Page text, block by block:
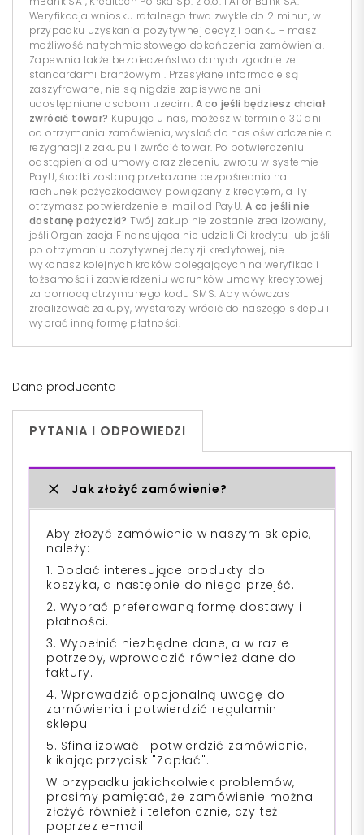
Weryfikacja wniosku ratalnego trwa zwykle do 2 minut, w
przypadku uzyskania pozytywnej decyzji banku - masz
możliwość natychmiastowego dokończenia zamówienia.
Zapewnia także bezpieczeństwo danych zgodnie ze
standardami branżowymi. Przesyłane informacje są
zaszyfrowane, nie są nigdzie zapisywane ani
udostępniane osobom trzecim. A co jeśli będziesz chciał
zwrócić towar? Kupując u nas, możesz w terminie 30 dni
od otrzymania zamówienia, wysłać do nas oświadczenie o
rezygnacji z zakupu i zwrócić towar. Po potwierdzeniu
odstąpienia od umowy oraz zleceniu zwrotu w systemie
PayU, środki zostaną przekazane bezpośrednio na
rachunek pożyczkodawcy powiązany z kredytem, a Ty
otrzymasz potwierdzenie e-mail od PayU. A co jeśli nie
dostanę pożyczki? Twój zakup nie zostanie zrealizowany,
jeśli Organizacja Finansująca nie udzieli Ci kredytu lub jeśli
po otrzymaniu pozytywnej decyzji kredytowej, nie
wykonasz kolejnych kroków polegających na weryfikacji
tożsamości i zatwierdzeniu warunków umowy kredytowej
za pomocą otrzymanego kodu SMS. Aby wówczas
zrealizować zakupy, wystarczy wrócić do naszego sklepu i
wybrać inną formę płatności.
Dane producenta
PYTANIA I ODPOWIEDZI
Jak złożyć zamówienie?
Aby złożyć zamówienie w naszym sklepie,
należy:
1. Dodać interesujące produkty do
koszyka, a następnie do niego przejść.
2. Wybrać preferowaną formę dostawy i
płatności.
3. Wypełnić niezbędne dane, a w razie
potrzeby, wprowadzić również dane do
faktury.
4. Wprowadzić opcjonalną uwagę do
zamówienia i potwierdzić regulamin
sklepu.
5. Sfinalizować i potwierdzić zamówienie,
klikając przycisk "Zapłać".
W przypadku jakichkolwiek problemów,
prosimy pamiętać, że zamówienie można
złożyć również i telefonicznie, czy też
poprzez e-mail.